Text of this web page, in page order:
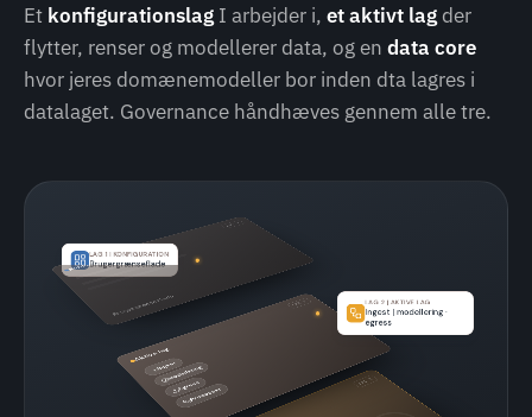
Et konfigurationslag I arbejder i, et aktivt lag der
flytter, renser og modellerer data, og en data core
hvor jeres domænemodeller bor inden dta lagres i
datalaget. Governance håndhæves gennem alle tre.
Konfigurationslag
LAG 1
Brugergrænseflade
Aktive lag
LAG 2
IngestModellering
Egress
Processer
LAG 3
LAG 1 | KONFIGURATION
Brugergrænseflade
LAG 2 | AKTIVE LAG
Ingest | modellering ·
egress